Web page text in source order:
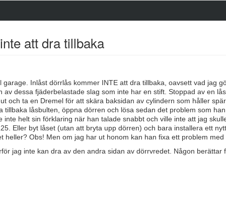
att dra tillbaka
Inlåst dörrlås kommer INTE att dra tillbaka, oavsett vad jag
av dessa fjäderbelastade slag som inte har en stift. Stoppad av en
och ta en Dremel för att skära baksidan av cylindern som håller
tillbaka låsbulten, öppna dörren och lösa sedan det problem som
inte helt sin förklaring när han talade snabbt och ville inte att jag
Eller byt låset (utan att bryta upp dörren) och bara installera ett
heller? Obs! Men om jag har ut honom kan han fixa ett problem
jag inte kan dra av den andra sidan av dörrvredet. Någon berättar